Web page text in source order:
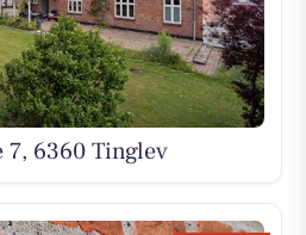
7, 6360 Tinglev